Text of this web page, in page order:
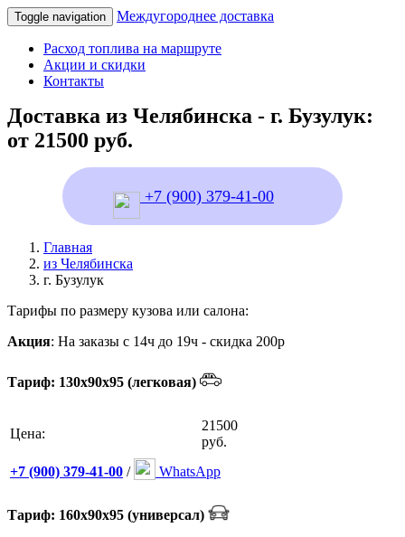
Toggle navigation Междугороднее доставка
Расход топлива на маршруте
Акции и скидки
Контакты
Доставка из Челябинска - г. Бузулук:
от 21500 руб.
+7 (900) 379-41-00
Главная
из Челябинска
г. Бузулук
Тарифы по размеру кузова или салона:
Акция: На заказы с 14ч до 19ч - скидка 200р
Тариф: 130х90х95 (легковая)
Цена:
21500
руб.
+7 (900) 379-41-00 / WhatsApp
Тариф: 160х90х95 (универсал)